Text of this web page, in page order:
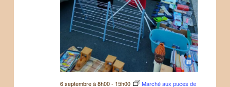
6 septembre à 8h00- 15h00
Marché aux puces de